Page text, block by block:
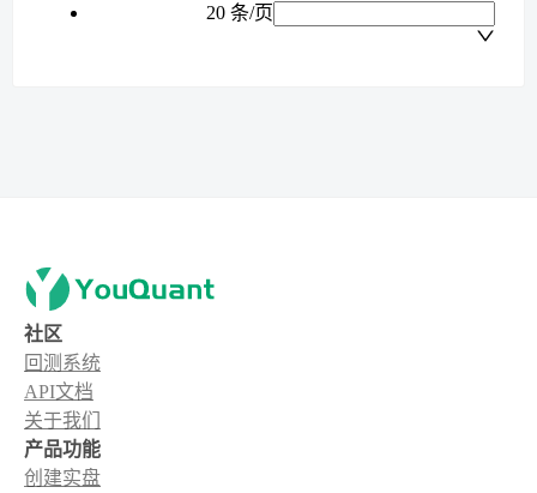
20 条/页
社区
回测系统
API文档
关于我们
产品功能
创建实盘